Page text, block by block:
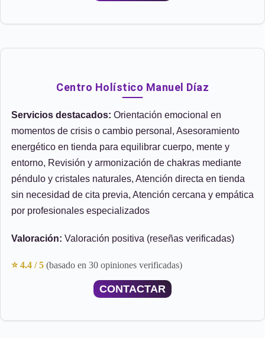
Centro Holístico Manuel Díaz
Servicios destacados: Orientación emocional en
momentos de crisis o cambio personal, Asesoramiento
energético en tienda para equilibrar cuerpo, mente y
entorno, Revisión y armonización de chakras mediante
péndulo y cristales naturales, Atención directa en tienda
sin necesidad de cita previa, Atención cercana y empática
por profesionales especializados
Valoración: Valoración positiva (reseñas verificadas)
⭐ 4.4 / 5 (basado en 30 opiniones verificadas)
CONTACTAR